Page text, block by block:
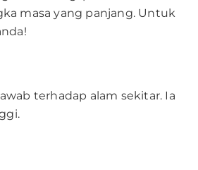
masa yang panjang. Untuk
terhadap alam sekitar. Ia